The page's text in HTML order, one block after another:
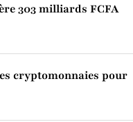
303 milliards FCFA
cryptomonnaies pour